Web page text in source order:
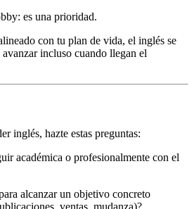
es una prioridad.
con tu plan de vida, el inglés se
incluso cuando llegan el
inglés, hazte estas preguntas:
académica o profesionalmente con el
alcanzar un objetivo concreto
ventas, mudanza)?